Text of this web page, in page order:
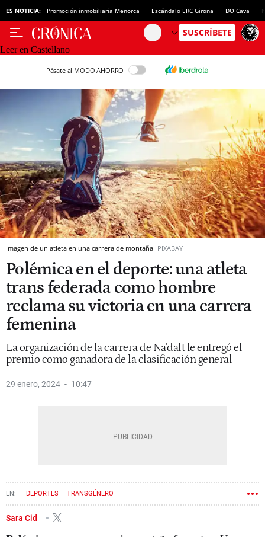
ES NOTICIA: Promoción inmobiliaria Menorca Escándalo ERC Girona DO Cava
Leer en Castellano
Pásate al MODO AHORRO
Imagen de un atleta en una carrera de montaña PIXABAY
Polémica en el deporte: una atleta
trans federada como hombre
reclama su victoria en una carrera
femenina
La organización de la carrera de Na’dalt le entregó el
premio como ganadora de la clasificación general
29 enero, 2024 10:47
DEPORTES TRANSGÉNERO
Sara Cid